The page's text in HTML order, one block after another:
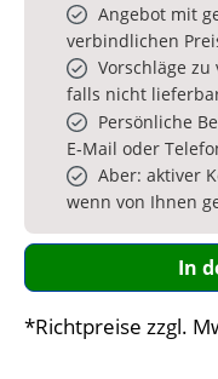
Angebot mit
verbindlichen
Vorschläge
falls nicht
Persönliche
E‑Mail oder
Aber: aktiver
wenn von Ihnen
In
*Richtpreise zzgl.